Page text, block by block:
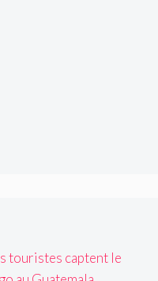
touristes captent le